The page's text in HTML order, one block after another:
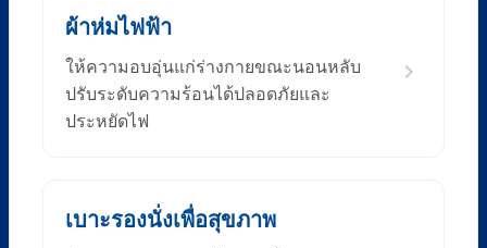
ผ้าห่มไฟฟ้า
ให้ความอบอุ่นแก่ร่างกายขณะนอนหลับ
ปรับระดับความร้อนได้ปลอดภัยและ
ประหยัดไฟ
เบาะรองนั่งเพื่อสุขภาพ